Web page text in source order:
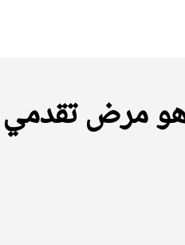
هو مرض تقدمي